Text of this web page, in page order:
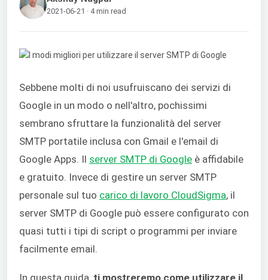
2021-06-21 · 4 min read
Sebbene molti di noi usufruiscano dei servizi di
Google in un modo o nell'altro, pochissimi
sembrano sfruttare la funzionalità del server
SMTP portatile inclusa con Gmail e l'email di
Google Apps. Il server SMTP di Google è affidabile
e gratuito. Invece di gestire un server SMTP
personale sul tuo carico di lavoro CloudSigma, il
server SMTP di Google può essere configurato con
quasi tutti i tipi di script o programmi per inviare
facilmente email.